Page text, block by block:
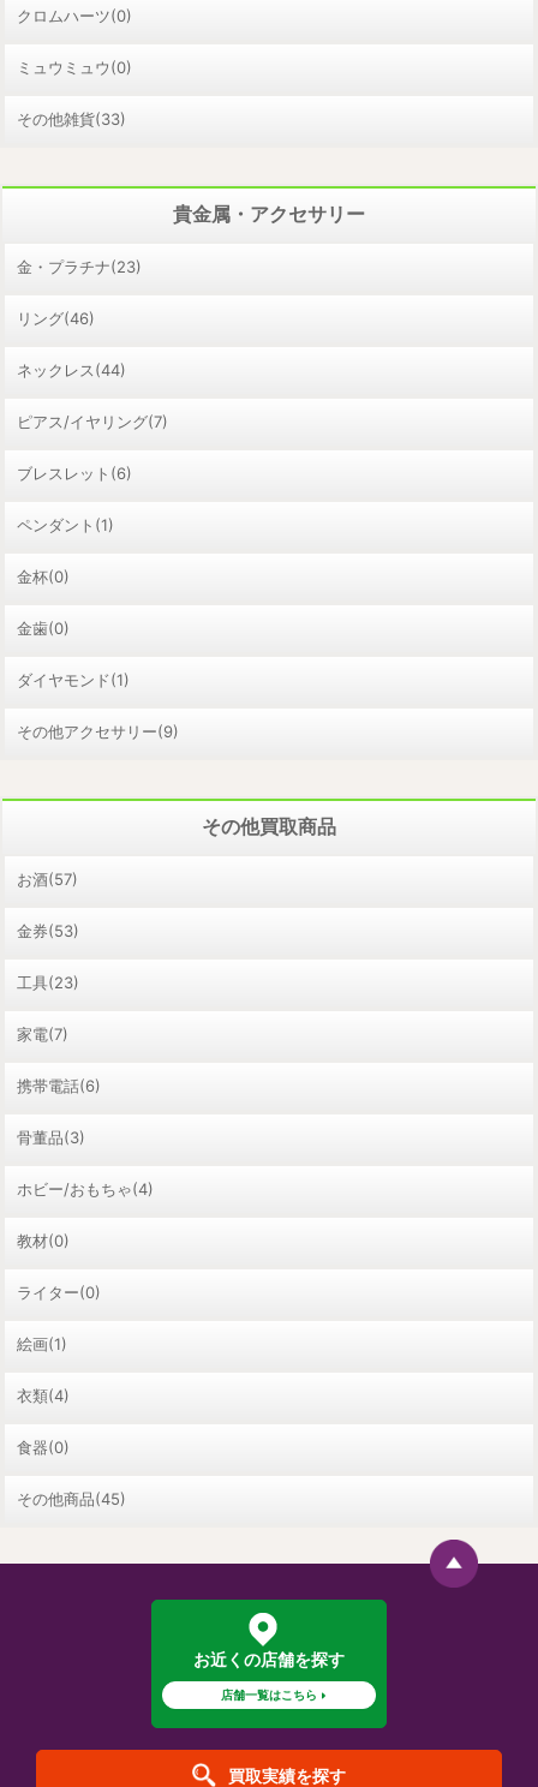
クロムハーツ(0)
ミュウミュウ(0)
その他雑貨(33)
貴金属・アクセサリー
金・プラチナ(23)
リング(46)
ネックレス(44)
ピアス/イヤリング(7)
ブレスレット(6)
ペンダント(1)
金杯(0)
金歯(0)
ダイヤモンド(1)
その他アクセサリー(9)
その他買取商品
お酒(57)
金券(53)
工具(23)
家電(7)
携帯電話(6)
骨董品(3)
ホビー/おもちゃ(4)
教材(0)
ライター(0)
絵画(1)
衣類(4)
食器(0)
その他商品(45)
お近くの店舗を探す
店舗一覧はこちら
買取実績を探す